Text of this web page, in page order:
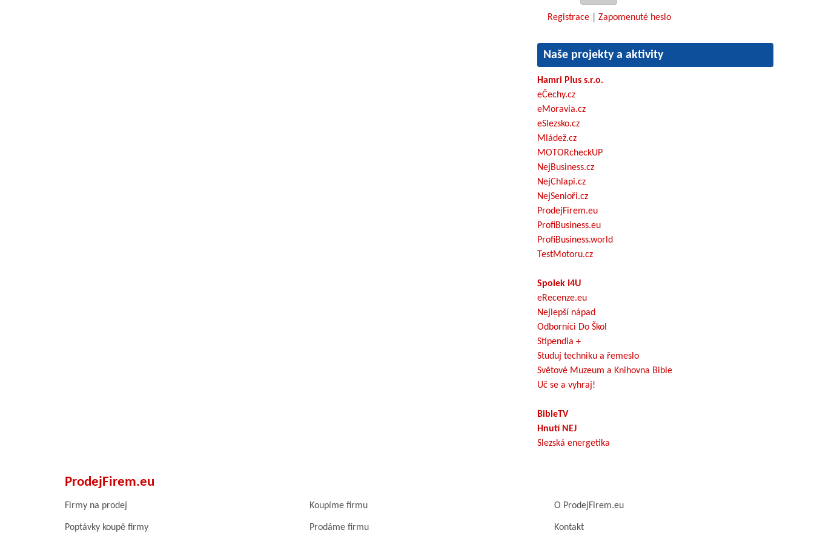
Registrace Zapomenuté heslo
Naše projekty a aktivity
Hamri Plus s.r.o.
eČechy.cz
eMoravia.cz
eSlezsko.cz
Mládež.cz
MOTORcheckUP
NejBusiness.cz
NejChlapi.cz
NejSenioři.cz
ProdejFirem.eu
ProfiBusiness.eu
ProfiBusiness.world
TestMotoru.cz
Spolek I4U
eRecenze.eu
Nejlepší nápad
Odborníci Do Škol
Stipendia +
Studuj techniku a řemeslo
Světové Muzeum a Knihovna Bible
Uč se a vyhraj!
BibleTV
Hnutí NEJ
Slezská energetika
ProdejFirem.eu
Firmy na prodej Koupíme firmu O ProdejFirem.eu
Poptávky koupě firmy Prodáme firmu Kontakt